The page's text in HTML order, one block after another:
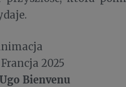
2025
Ugo Bienvenu